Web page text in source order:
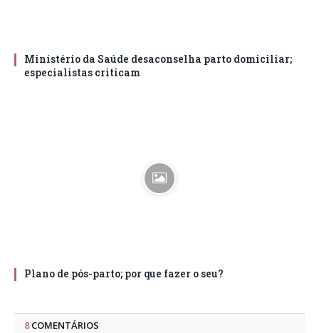
Ministério da Saúde desaconselha parto domiciliar;
especialistas criticam
Plano de pós-parto; por que fazer o seu?
8COMENTÁRIOS